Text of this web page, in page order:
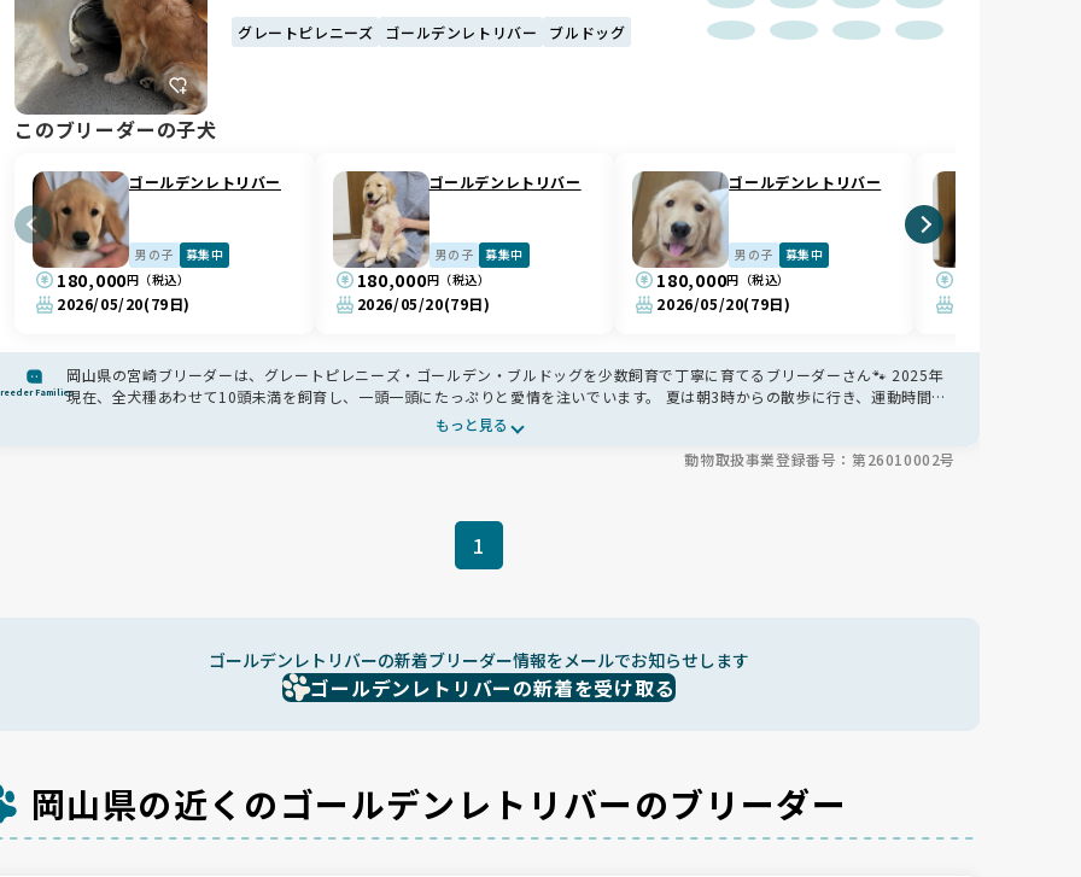
グレートピレニーズ ゴールデンレトリバー ブルドッグ
このブリーダーの子犬
ゴールデンレトリバー
男の子 募集中
180,000円（税込）
2026/05/20(79日)
ゴールデンレトリバー
男の子 募集中
180,000円（税込）
2026/05/20(79日)
ゴールデンレトリバー
男の子 募集中
180,000円（税込）
2026/05/20(79日)
Families
岡山県の宮崎ブリーダーは、グレートピレニーズ・ゴールデン・ブルドッグを少数飼育で丁寧に育てるブリーダーさん🐾 2025年
現在、全犬種あわせて10頭未満を飼育し、一頭一頭にたっぷりと愛情を注いでいます。 夏は朝3時からの散歩に行き、運動時間を
確保✨子犬たちは親兄弟と遊びながら犬同士の関係性を学び、リビングで人と暮らすことで人慣れも自然と進みます😊
もっと見る
動物取扱事業登録番号：第26010002号
1
ゴールデンレトリバーの新着ブリーダー情報をメールでお知らせします
ゴールデンレトリバーの新着を受け取る
岡山県の近くのゴールデンレトリバーのブリーダー